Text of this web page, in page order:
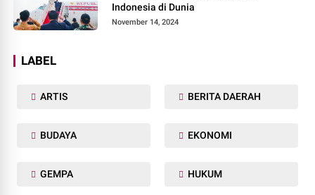
Indonesia di Dunia
November 14, 2024
LABEL
ARTIS BERITA DAERAH
BUDAYA EKONOMI
GEMPA HUKUM